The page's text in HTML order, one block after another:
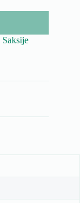
Saksije